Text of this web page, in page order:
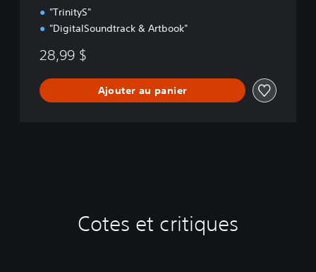
"TrinityS"
"DigitalSoundtrack & Artbook"
28,99 $
Ajouter au panier
Cotes et critiques